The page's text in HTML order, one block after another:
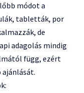
módot a
tabletták, por
de
adagolás mindig
függ, ezért
ajánlását.